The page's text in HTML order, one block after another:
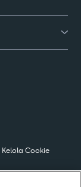
Kelola Cookie